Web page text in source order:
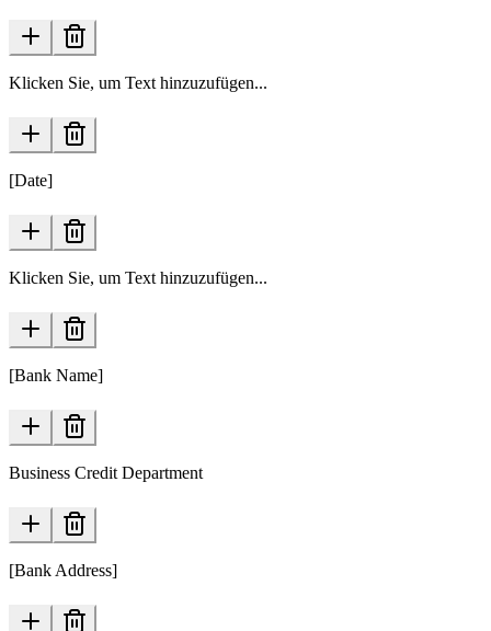
Klicken Sie, um Text hinzuzufügen...
[Date]
Klicken Sie, um Text hinzuzufügen...
[Bank Name]
Business Credit Department
[Bank Address]